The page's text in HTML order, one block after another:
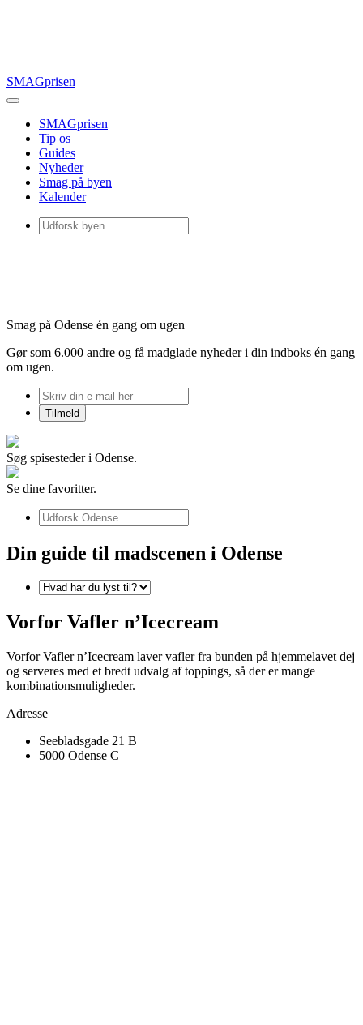
SMAGprisen
SMAGprisen
Tip os
Guides
Nyheder
Smag på byen
Kalender
Smag på Odense én gang om ugen
Gør som 6.000 andre og få madglade nyheder i din indboks én gang
om ugen.
Søg spisesteder i Odense.
Se dine favoritter.
Din guide til madscenen i Odense
Vorfor Vafler n’Icecream
Vorfor Vafler n’Icecream laver vafler fra bunden på hjemmelavet dej
og serveres med et bredt udvalg af toppings, så der er mange
kombinationsmuligheder.
Adresse
Seebladsgade 21 B
5000 Odense C